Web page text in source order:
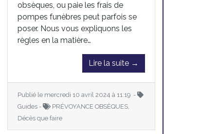
obsèques, ou paie les frais de
pompes funèbres peut parfois se
poser. Nous vous expliquons les
règles en la matière…
Lire la suite →
Publié le mercredi 10 avril 2024 à 11:19 -
Guides -
PRÉVOYANCE OBSÈQUES,
Décès que faire